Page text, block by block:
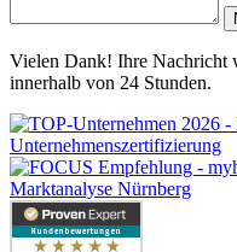
Vielen Dank! Ihre Nachricht
innerhalb von 24 Stunden.